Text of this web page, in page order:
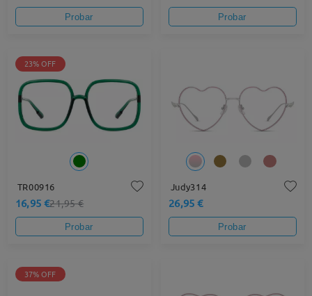
Probar Probar
23% OFF
TR00916
16,95 €21,95 €
Probar
Judy314
26,95 €
Probar
37% OFF